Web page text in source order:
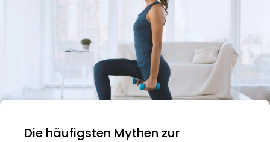
Die häufigsten Mythen zur